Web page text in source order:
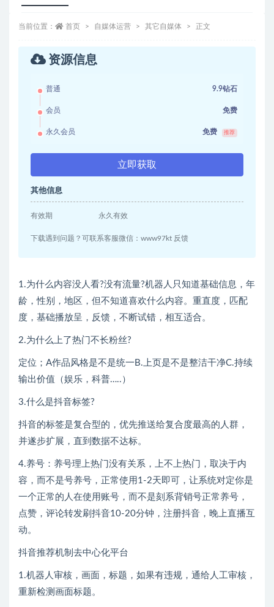
当前位置： 首页 自媒体运营 其它自媒体 正文
资源信息
普通 9.9钻石
会员 免费
永久会员 免费 推荐
立即获取
其他信息
有效期 永久有效
下载遇到问题？可联系客服微信：www97kt 反馈
1.为什么内容没人看?没有流量?机器人只知道基础信息，年
龄，性别，地区，但不知道喜欢什么内容。重直度，匹配
度，基础播放呈，反馈，不断试错，相互适合。
2.为什么上了热门不长粉丝?
定位；A作品风格是不是统一B.上页是不是整洁干净C.持续
输出价值（娱乐，科普…..）
3.什么是抖音标签?
抖音的标签是复合型的，优先推送给复合度最高的人群，
并遂步扩展，直到数据不达标。
4.养号：养号理上热门没有关系，上不上热门，取决于内
容，而不是号养号，正常使用1-2天即可，让系统对定你是
一个正常的人在使用账号，而不是刻系背销号正常养号，
点赞，评论转发刷抖音10-20分钟，注册抖音，晚上直播互
动。
抖音推荐机制去中心化平台
1.机器人审核，画面，标题，如果有违规，通给人工审核，
重新检测画面标题。